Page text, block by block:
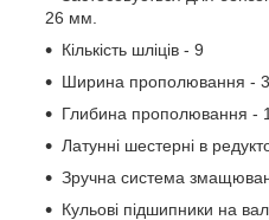
26 мм.
Кількість шліців - 9
Ширина прополювання -
Глибина прополювання -
Латунні шестерні в
Зручна система
Кульові підшипники на